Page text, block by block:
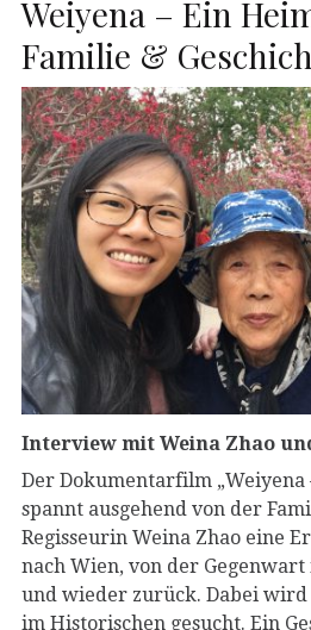
Weiyena – Ein
Familie &
Interview mit Weina Zhao
Der Dokumentarfilm
spannt ausgehend von der
Regisseurin Weina Zhao eine
nach Wien, von der
und wieder zurück. Dabei wird
im Historischen gesucht. Ein